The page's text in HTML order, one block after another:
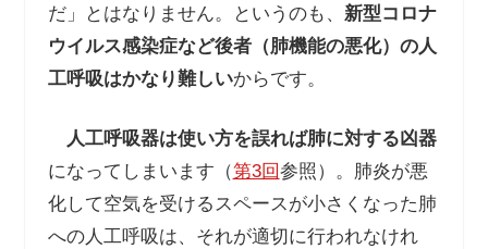
だ」とはなりません。というのも、 新型コロナ
ウイルス感染症など後者（肺機能の悪化）の人
工呼吸はかなり難しいからです。
人工呼吸器は使い方を誤れば肺に対する凶器
になってしまいます（第3回参照）。肺炎が悪
化して空気を受けるスペースが小さくなった肺
への人工呼吸は、それが適切に行われなけれ